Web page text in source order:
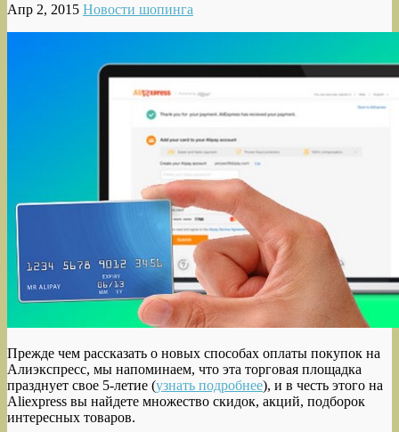
Апр 2, 2015 Новости шопинга
Прежде чем рассказать о новых способах оплаты покупок на
Алиэкспресс, мы напоминаем, что эта торговая площадка
празднует свое 5-летие (узнать подробнее), и в честь этого на
Aliexpress вы найдете множество скидок, акций, подборок
интересных товаров.